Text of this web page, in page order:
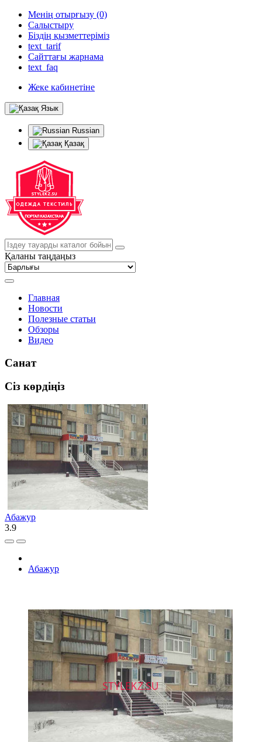
Менің отырғызу (0)
Салыстыру
Біздің қызметтеріміз
text_tarif
Сайттағы жарнама
text_faq
Жеке кабинетіне
Язык
Russian
Қазақ
Қаланы таңдаңыз
Главная
Новости
Полезные статьи
Обзоры
Видео
Санат
Сіз көрдіңіз
Абажур
3.9
Абажур